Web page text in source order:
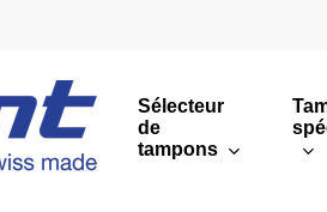
Sélecteur
de
tampons